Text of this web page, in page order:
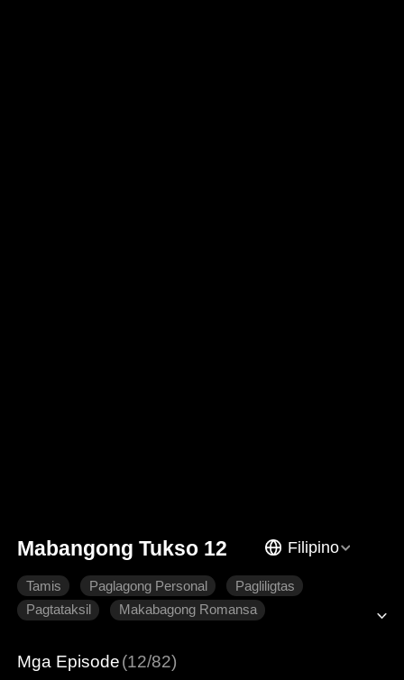
Mabangong Tukso 12 Filipino
Tamis Paglagong Personal
Pagliligtas
Pagtataksil
Makabagong Romansa
Mga Episode(12/82)